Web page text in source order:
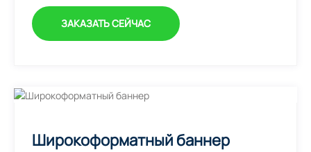
ЗАКАЗАТЬ СЕЙЧАС
Широкоформатный баннер